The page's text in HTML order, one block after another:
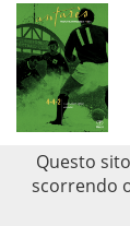
Questo
scorrendo